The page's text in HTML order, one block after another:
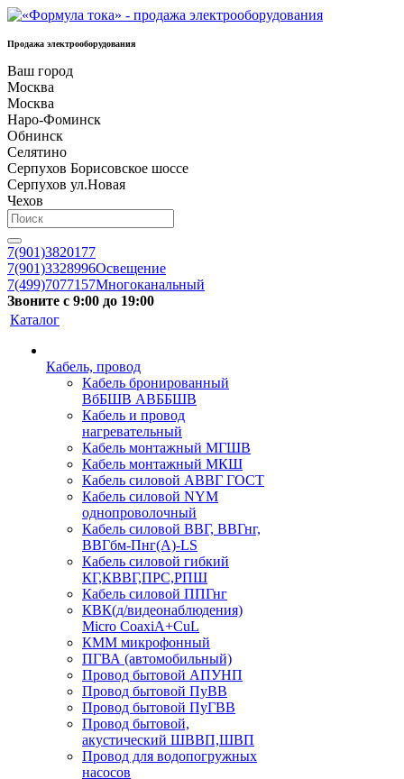
Продажа электрооборудования
Ваш город
Москва
Москва
Наро-Фоминск
Обнинск
Селятино
Серпухов Борисовское шоссе
Серпухов ул.Новая
Чехов
7(901)3820177
7(901)3328996Освещение
7(499)7077157Многоканальный
Звоните с 9:00 до 19:00
Каталог
Кабель, провод
Кабель бронированный
ВбБШВ АВББШВ
Кабель и провод
нагревательный
Кабель монтажный МГШВ
Кабель монтажный МКШ
Кабель силовой АВВГ ГОСТ
Кабель силовой NYM
однопроволочный
Кабель силовой ВВГ, ВВГнг,
ВВГбм-Пнг(А)-LS
Кабель силовой гибкий
КГ,КВВГ,ПРС,РПШ
Кабель силовой ППГнг
КВК(д/видеонаблюдения)
Micro CoaxiA+CuL
КММ микрофонный
ПГВА (автомобильный)
Провод бытовой АПУНП
Провод бытовой ПуВВ
Провод бытовой ПуГВВ
Провод бытовой,
акустический ШВВП,ШВП
Провод для водопогружных
насосов